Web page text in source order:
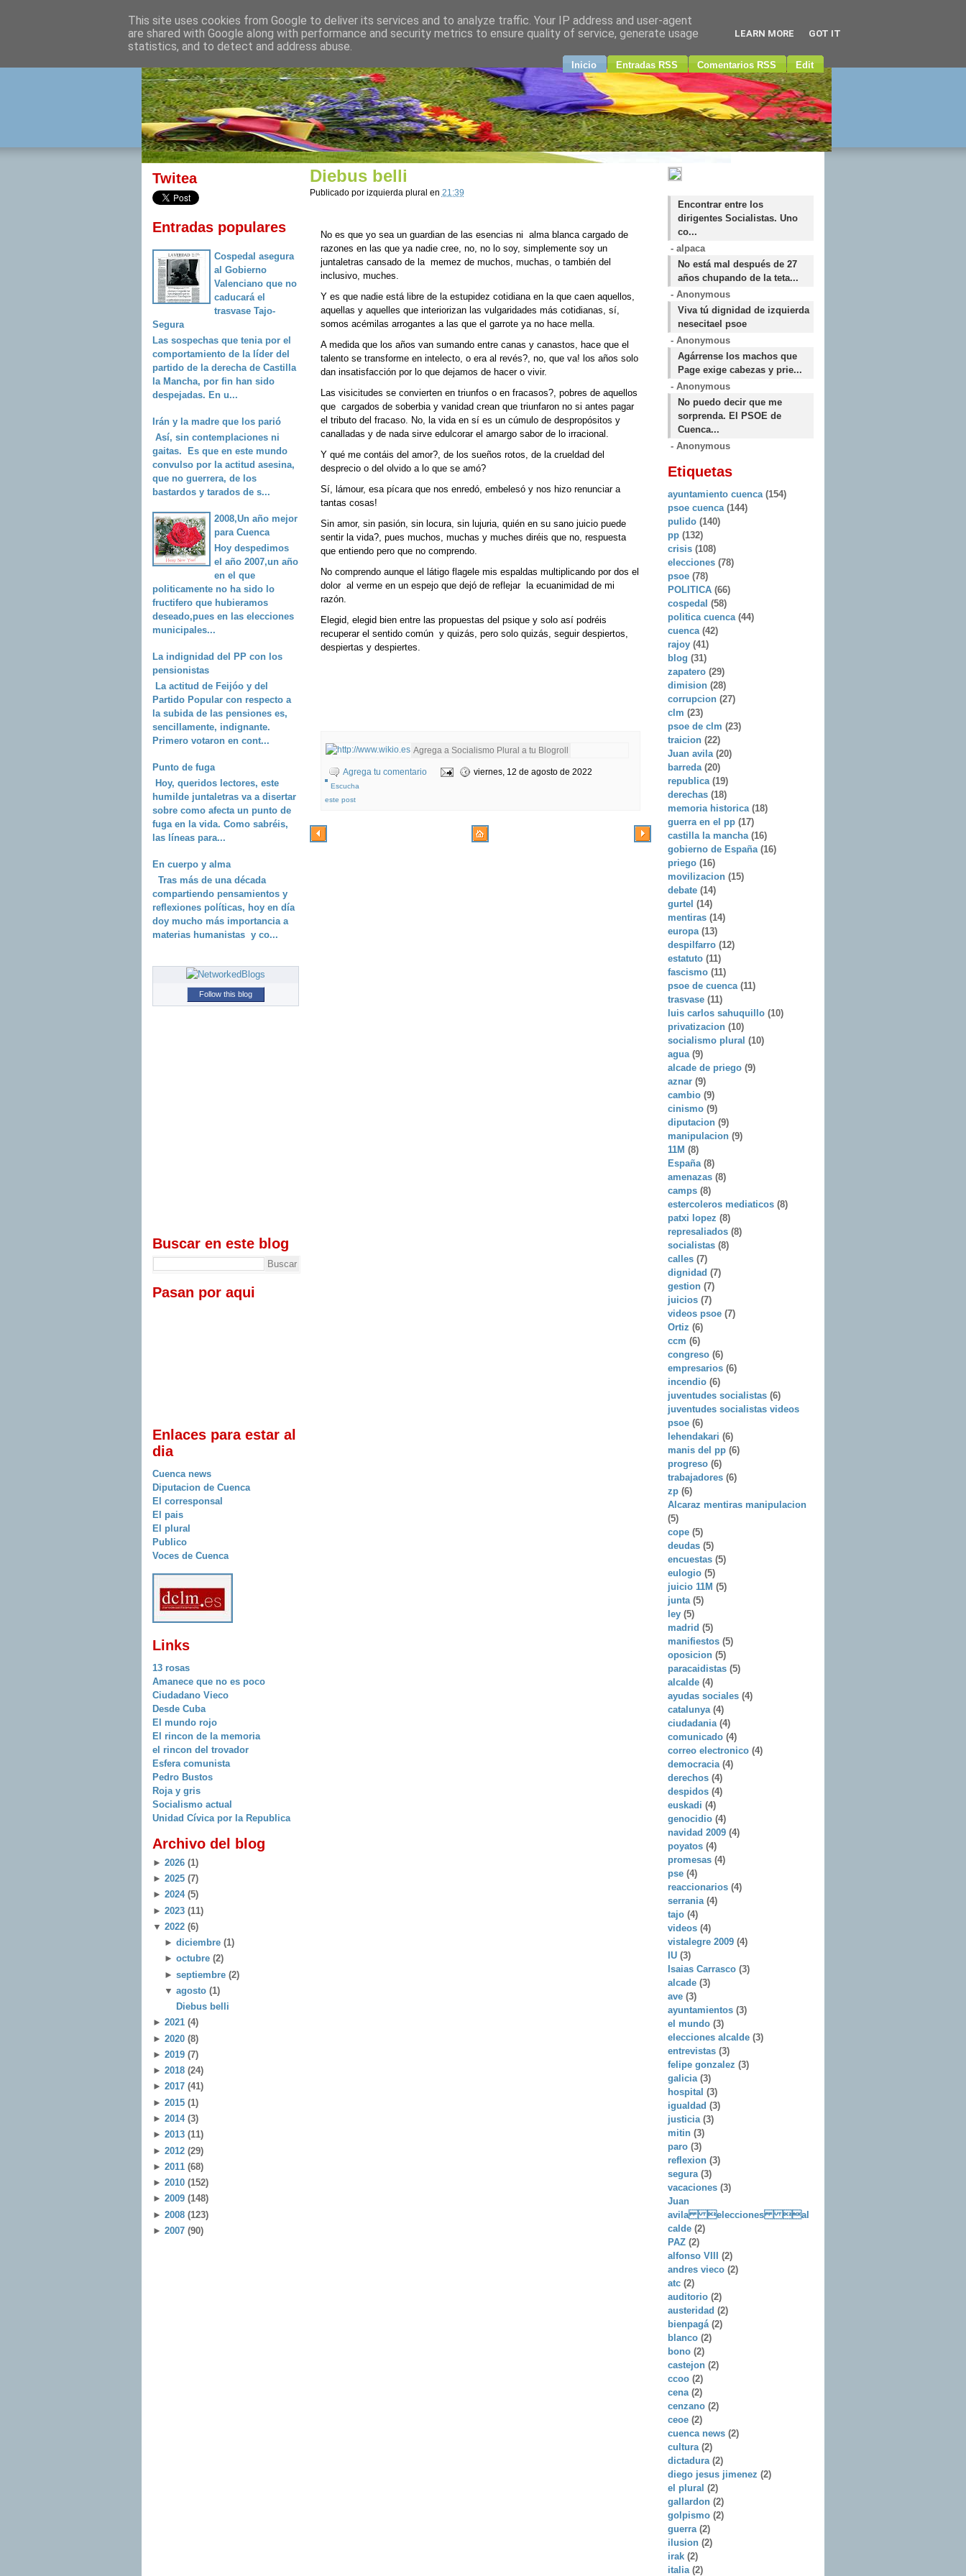
izquierda plural
Inicio Entradas RSS Comentarios RSS Edit
Twitea
Entradas populares
Cospedal asegura
al Gobierno
Valenciano que no
caducará el
trasvase Tajo-
Segura
Las sospechas que tenia por el
comportamiento de la líder del
partido de la derecha de Castilla
la Mancha, por fin han sido
despejadas. En u...
Irán y la madre que los parió
Así, sin contemplaciones ni
gaitas. Es que en este mundo
convulso por la actitud asesina,
que no guerrera, de los
bastardos y tarados de s...
2008,Un año mejor
para Cuenca
Hoy despedimos
el año 2007,un año
en el que
politicamente no ha sido lo
fructifero que hubieramos
deseado,pues en las elecciones
municipales...
La indignidad del PP con los
pensionistas
La actitud de Feijóo y del
Partido Popular con respecto a
la subida de las pensiones es,
sencillamente, indignante.
Primero votaron en cont...
Punto de fuga
Hoy, queridos lectores, este
humilde juntaletras va a disertar
sobre como afecta un punto de
fuga en la vida. Como sabréis,
las líneas para...
En cuerpo y alma
Tras más de una década
compartiendo pensamientos y
reflexiones políticas, hoy en día
doy mucho más importancia a
materias humanistas y co...
Follow this blog
Buscar en este blog
Pasan por aqui
Enlaces para estar al
dia
Cuenca news
Diputacion de Cuenca
El corresponsal
El pais
El plural
Publico
Voces de Cuenca
Links
13 rosas
Amanece que no es poco
Ciudadano Vieco
Desde Cuba
El mundo rojo
El rincon de la memoria
el rincon del trovador
Esfera comunista
Pedro Bustos
Roja y gris
Socialismo actual
Unidad Cívica por la Republica
Archivo del blog
► 2026 (1)
► 2025 (7)
► 2024 (5)
► 2023 (11)
▼ 2022 (6)
► diciembre (1)
► octubre (2)
► septiembre (2)
▼ agosto (1)
Diebus belli
► 2021 (4)
► 2020 (8)
► 2019 (7)
► 2018 (24)
► 2017 (41)
► 2015 (1)
► 2014 (3)
► 2013 (11)
► 2012 (29)
► 2011 (68)
► 2010 (152)
► 2009 (148)
► 2008 (123)
► 2007 (90)
Diebus belli
Publicado por izquierda plural en 21:39
No es que yo sea un guardian de las esencias ni alma blanca cargado de
razones en las que ya nadie cree, no, no lo soy, simplemente soy un
juntaletras cansado de la memez de muchos, muchas, o también del
inclusivo, muches.
Y es que nadie está libre de la estupidez cotidiana en la que caen aquellos,
aquellas y aquelles que interiorizan las vulgaridades más cotidianas, sí,
somos acémilas arrogantes a las que el garrote ya no hace mella.
A medida que los años van sumando entre canas y canastos, hace que el
talento se transforme en intelecto, o era al revés?, no, que va! los años solo
dan insatisfacción por lo que dejamos de hacer o vivir.
Las visicitudes se convierten en triunfos o en fracasos?, pobres de aquellos
que cargados de soberbia y vanidad crean que triunfaron no si antes pagar
el tributo del fracaso. No, la vida en sí es un cúmulo de despropósitos y
canalladas y de nada sirve edulcorar el amargo sabor de lo irracional.
Y qué me contáis del amor?, de los sueños rotos, de la crueldad del
desprecio o del olvido a lo que se amó?
Sí, lámour, esa pícara que nos enredó, embelesó y nos hizo renunciar a
tantas cosas!
Sin amor, sin pasión, sin locura, sin lujuria, quién en su sano juicio puede
sentir la vida?, pues muchos, muchas y muches diréis que no, respuesta
que entiendo pero que no comprendo.
No comprendo aunque el látigo flagele mis espaldas multiplicando por dos el
dolor al verme en un espejo que dejó de reflejar la ecuanimidad de mi
razón.
Elegid, elegid bien entre las propuestas del psique y solo así podréis
recuperar el sentido común y quizás, pero solo quizás, seguir despiertos,
despiertas y despiertes.
Agrega tu comentario viernes, 12 de agosto de 2022
Escucha
este post
Encontrar entre los
dirigentes Socialistas. Uno
co...
- alpaca
No está mal después de 27
años chupando de la teta...
- Anonymous
Viva tú dignidad de izquierda
nesecitael psoe
- Anonymous
Agárrense los machos que
Page exige cabezas y prie...
- Anonymous
No puedo decir que me
sorprenda. El PSOE de
Cuenca...
- Anonymous
Etiquetas
ayuntamiento cuenca (154)
psoe cuenca (144)
pulido (140)
pp (132)
crisis (108)
elecciones (78)
psoe (78)
POLITICA (66)
cospedal (58)
politica cuenca (44)
cuenca (42)
rajoy (41)
blog (31)
zapatero (29)
dimision (28)
corrupcion (27)
clm (23)
psoe de clm (23)
traicion (22)
Juan avila (20)
barreda (20)
republica (19)
derechas (18)
memoria historica (18)
guerra en el pp (17)
castilla la mancha (16)
gobierno de España (16)
priego (16)
movilizacion (15)
debate (14)
gurtel (14)
mentiras (14)
europa (13)
despilfarro (12)
estatuto (11)
fascismo (11)
psoe de cuenca (11)
trasvase (11)
luis carlos sahuquillo (10)
privatizacion (10)
socialismo plural (10)
agua (9)
alcade de priego (9)
aznar (9)
cambio (9)
cinismo (9)
diputacion (9)
manipulacion (9)
11M (8)
España (8)
amenazas (8)
camps (8)
estercoleros mediaticos (8)
patxi lopez (8)
represaliados (8)
socialistas (8)
calles (7)
dignidad (7)
gestion (7)
juicios (7)
videos psoe (7)
Ortiz (6)
ccm (6)
congreso (6)
empresarios (6)
incendio (6)
juventudes socialistas (6)
juventudes socialistas videos
psoe (6)
lehendakari (6)
manis del pp (6)
progreso (6)
trabajadores (6)
zp (6)
Alcaraz mentiras manipulacion
(5)
cope (5)
deudas (5)
encuestas (5)
eulogio (5)
juicio 11M (5)
junta (5)
ley (5)
madrid (5)
manifiestos (5)
oposicion (5)
paracaidistas (5)
alcalde (4)
ayudas sociales (4)
catalunya (4)
ciudadania (4)
comunicado (4)
correo electronico (4)
democracia (4)
derechos (4)
despidos (4)
euskadi (4)
genocidio (4)
navidad 2009 (4)
poyatos (4)
promesas (4)
pse (4)
reaccionarios (4)
serrania (4)
tajo (4)
videos (4)
vistalegre 2009 (4)
IU (3)
Isaias Carrasco (3)
alcade (3)
ave (3)
ayuntamientos (3)
el mundo (3)
elecciones alcalde (3)
entrevistas (3)
felipe gonzalez (3)
galicia (3)
hospital (3)
igualdad (3)
justicia (3)
mitin (3)
paro (3)
reflexion (3)
segura (3)
vacaciones (3)
Juan
avila elecciones al
calde (2)
PAZ (2)
alfonso VIII (2)
andres vieco (2)
atc (2)
auditorio (2)
austeridad (2)
bienpagá (2)
blanco (2)
bono (2)
castejon (2)
ccoo (2)
cena (2)
cenzano (2)
ceoe (2)
cuenca news (2)
cultura (2)
dictadura (2)
diego jesus jimenez (2)
el plural (2)
gallardon (2)
golpismo (2)
guerra (2)
ilusion (2)
irak (2)
italia (2)
This site uses cookies from Google to deliver its services and to analyze traffic. Your IP address and user-agent
are shared with Google along with performance and security metrics to ensure quality of service, generate usage
statistics, and to detect and address abuse.
LEARN MORE GOT IT